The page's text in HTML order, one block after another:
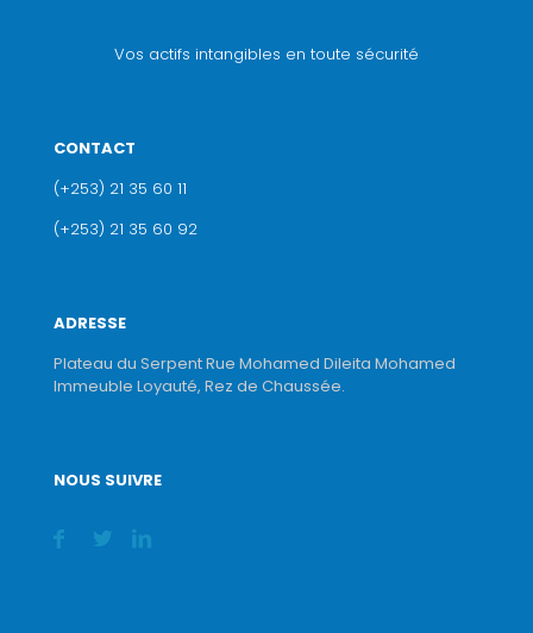
Vos actifs intangibles en toute sécurité
CONTACT
(+253) 21 35 60 11
(+253) 21 35 60 92
ADRESSE
Plateau du Serpent Rue Mohamed Dileita Mohamed
Immeuble Loyauté, Rez de Chaussée.
NOUS SUIVRE